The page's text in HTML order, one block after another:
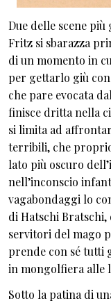
Due delle scene
Fritz si sbarazza
di un momento in
per gettarlo giù
che pare evocata
finisce dritta nella
si limita ad
terribili, che
lato più oscuro
nell’inconscio
vagabondaggi lo
di Hatschi Bratschi,
servitori del mago
prende con sé
in mongolfiera alle
Sotto la patina di